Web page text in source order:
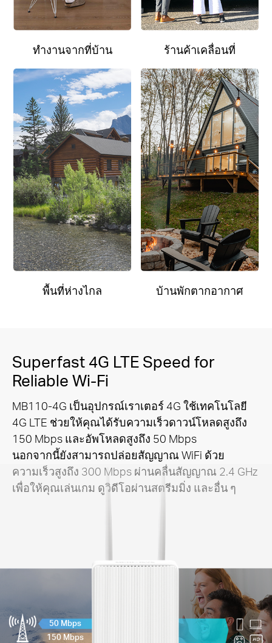
ทำงานจากที่บ้าน ร้านค้าเคลื่อนที่
พื้นที่ห่างไกล บ้านพักตากอากาศ
Superfast 4G LTE Speed for
Reliable Wi-Fi
MB110-4G เป็นอุปกรณ์เราเตอร์ 4G ใช้เทคโนโลยี
4G LTE ช่วยให้คุณได้รับความเร็วดาวน์โหลดสูงถึง
150 Mbps และอัพโหลดสูงถึง 50 Mbps
นอกจากนี้ยังสามารถปล่อยสัญญาณ WiFi ด้วย
ความเร็วสูงถึง 300 Mbps ผ่านคลื่นสัญญาณ 2.4 GHz
เพื่อให้คุณเล่นเกม ดูวิดีโอผ่านสตรีมมิ่ง และอื่น ๆ
50 Mbps
150 Mbps